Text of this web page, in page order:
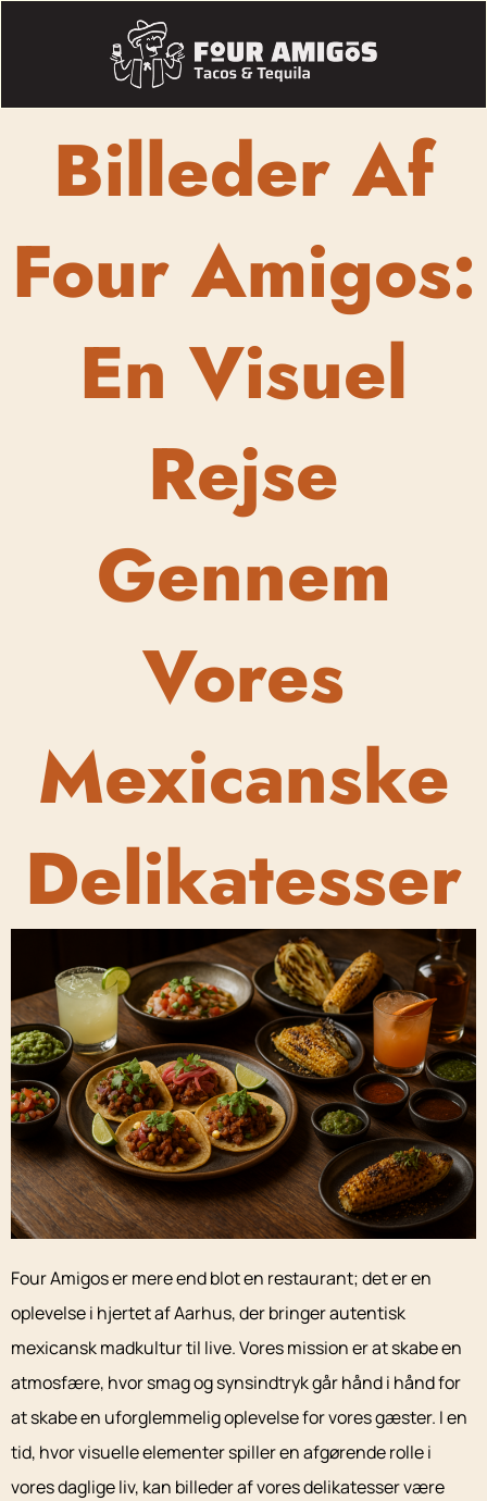
Billeder Af
Four Amigos:
En Visuel
Rejse
Gennem
Vores
Mexicanske
Delikatesser
Four Amigos er mere end blot en restaurant; det er en
oplevelse i hjertet af Aarhus, der bringer autentisk
mexicansk madkultur til live. Vores mission er at skabe en
atmosfære, hvor smag og synsindtryk går hånd i hånd for
at skabe en uforglemmelig oplevelse for vores gæster. I en
tid, hvor visuelle elementer spiller en afgørende rolle i
vores daglige liv, kan billeder af vores delikatesser være